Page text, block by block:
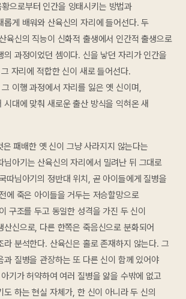
으로부터 인간을 잉태시키는 방법과
롭게 배워와 산육신의 자리에 들어선다. 두
육신의 직능이 신화적 출생에서 인간적 출생으로
의 과정이었던 셈이다. 신을 낳던 자리가 인간을
자리에 적합한 신이 새로 들어선다.
이행 과정에서 자리를 잃은 옛 신이며,
시대에 맞춰 새로운 출산 방식을 익혀온 새
은 패배한 옛 신이 그냥 사라지지 않는다는
님아기는 산육신의 자리에서 밀려난 뒤 그대로
따님아기의 정반대 위치, 곧 아이들에게 질병을
에 죽은 아이들을 거두는 저승할망으로
구조를 두고 동일한 성격을 가진 두 신이
산신으로, 다른 한쪽은 죽음신으로 분화되어
라 분석한다. 산육신은 홀로 존재하지 않는다. 그
과 질병을 관장하는 또 다른 신이 함께 있어야
기가 허약하여 여러 질병을 앓을 수밖에 없고
도 하는 현실 자체가, 한 신이 아니라 두 신의